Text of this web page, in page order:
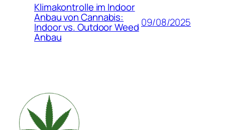
Klimakontrolle im Indoor
Anbau von Cannabis:
Indoor vs. Outdoor Weed
Anbau
09/08/2025